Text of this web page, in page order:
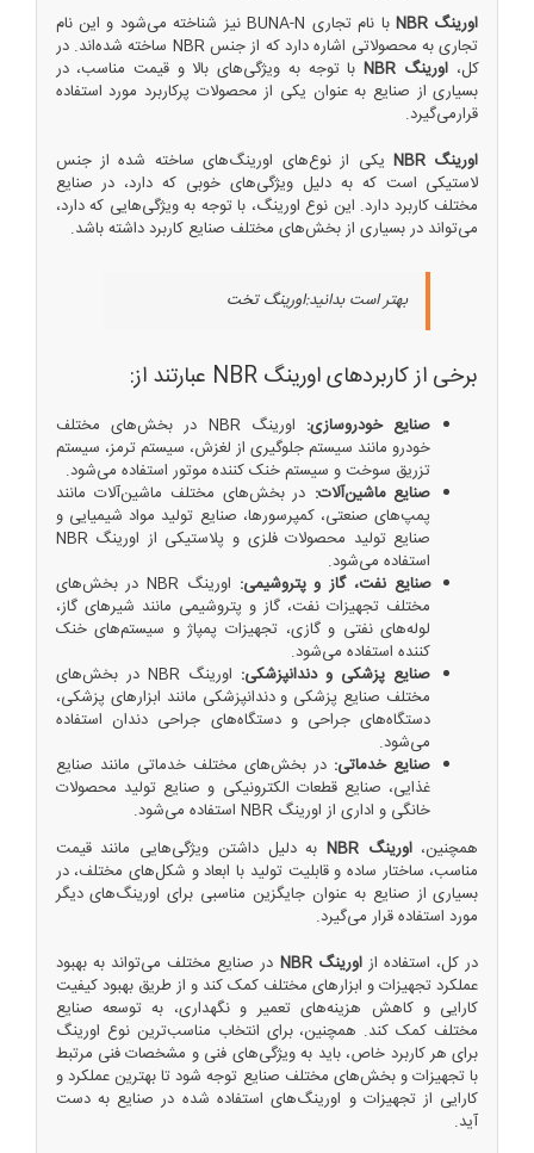
اورینگ NBR
با نام تجاری BUNA-N نیز شناخته می‌شود و این نام
تجاری به محصولاتی اشاره دارد که از جنس NBR ساخته شده‌اند. در
کل،اورینگ NBR
با توجه به ویژگی‌های بالا و قیمت مناسب، در
بسیاری از صنایع به عنوان یکی از محصولات پرکاربرد مورد استفاده
قرارمی‌گیرد.
اورینگ NBR
یکی از نوع‌های اورینگ‌های ساخته شده از جنس
لاستیکی است که به دلیل ویژگی‌های خوبی که دارد، در صنایع
مختلف کاربرد دارد. این نوع اورینگ، با توجه به ویژگی‌هایی که دارد،
می‌تواند در بسیاری از بخش‌های مختلف صنایع کاربرد داشته باشد.
بهتر است بدانید:اورینگ تخت
برخی از کاربردهای اورینگ NBR عبارتند از:
صنایع خودروسازی:
اورینگ NBR در بخش‌های مختلف
خودرو مانند سیستم جلوگیری از لغزش، سیستم ترمز، سیستم
تزریق سوخت و سیستم خنک کننده موتور استفاده می‌شود.
صنایع ماشین‌آلات: در بخش‌های مختلف ماشین‌آلات مانند
پمپ‌های صنعتی، کمپرسورها، صنایع تولید مواد شیمیایی و
صنایع تولید محصولات فلزی و پلاستیکی از اورینگ NBR
استفاده می‌شود.
صنایع نفت، گاز و پتروشیمی:
اورینگ NBR در بخش‌های
مختلف تجهیزات نفت، گاز و پتروشیمی مانند شیرهای گاز،
لوله‌های نفتی و گازی، تجهیزات پمپاژ و سیستم‌های خنک
کننده استفاده می‌شود.
صنایع پزشکی و دندانپزشکی:
اورینگ NBR در بخش‌های
مختلف صنایع پزشکی و دندانپزشکی مانند ابزارهای پزشکی،
دستگاه‌های جراحی و دستگاه‌های جراحی دندان استفاده
می‌شود.
صنایع خدماتی: در بخش‌های مختلف خدماتی مانند صنایع
غذایی، صنایع قطعات الکترونیکی و صنایع تولید محصولات
خانگی و اداری از اورینگ NBR استفاده می‌شود.
همچنین،اورینگ NBR
به دلیل داشتن ویژگی‌هایی مانند قیمت
مناسب، ساختار ساده و قابلیت تولید با ابعاد و شکل‌های مختلف، در
بسیاری از صنایع به عنوان جایگزین مناسبی برای اورینگ‌های دیگر
مورد استفاده قرار می‌گیرد.
در کل، استفاده ازاورینگ NBR
در صنایع مختلف می‌تواند به بهبود
عملکرد تجهیزات و ابزارهای مختلف کمک کند و از طریق بهبود کیفیت
کارایی و کاهش هزینه‌های تعمیر و نگهداری، به توسعه صنایع
مختلف کمک کند. همچنین، برای انتخاب مناسب‌ترین نوع اورینگ
برای هر کاربرد خاص، باید به ویژگی‌های فنی و مشخصات فنی مرتبط
با تجهیزات و بخش‌های مختلف صنایع توجه شود تا بهترین عملکرد و
کارایی از تجهیزات و اورینگ‌های استفاده شده در صنایع به دست
آید.